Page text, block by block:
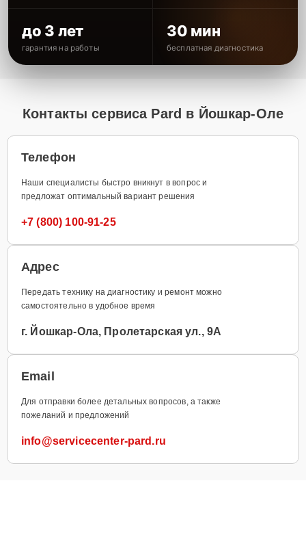
до 3 лет
гарантия на работы
30 мин
бесплатная диагностика
Контакты сервиса Pard в Йошкар-Оле
Телефон
Наши специалисты быстро вникнут в вопрос и
предложат оптимальный вариант решения
+7 (800) 100-91-25
Адрес
Передать технику на диагностику и ремонт можно
самостоятельно в удобное время
г. Йошкар-Ола, Пролетарская ул., 9А
Email
Для отправки более детальных вопросов, а также
пожеланий и предложений
info@servicecenter-pard.ru